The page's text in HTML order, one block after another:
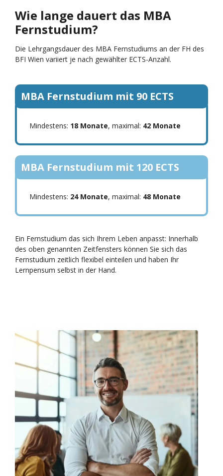
Wie lange dauert das MBA
Fernstudium?
Die Lehrgangsdauer des MBA Fernstudiums an der FH des
BFI Wien variiert je nach gewählter ECTS-Anzahl.
MBA Fernstudium mit 90 ECTS
Mindestens: 18 Monate, maximal: 42 Monate
MBA Fernstudium mit 120 ECTS
Mindestens: 24 Monate, maximal: 48 Monate
Ein Fernstudium das sich Ihrem Leben anpasst: Innerhalb
des oben genannten Zeitfensters können Sie sich das
Fernstudium zeitlich flexibel einteilen und haben Ihr
Lernpensum selbst in der Hand.